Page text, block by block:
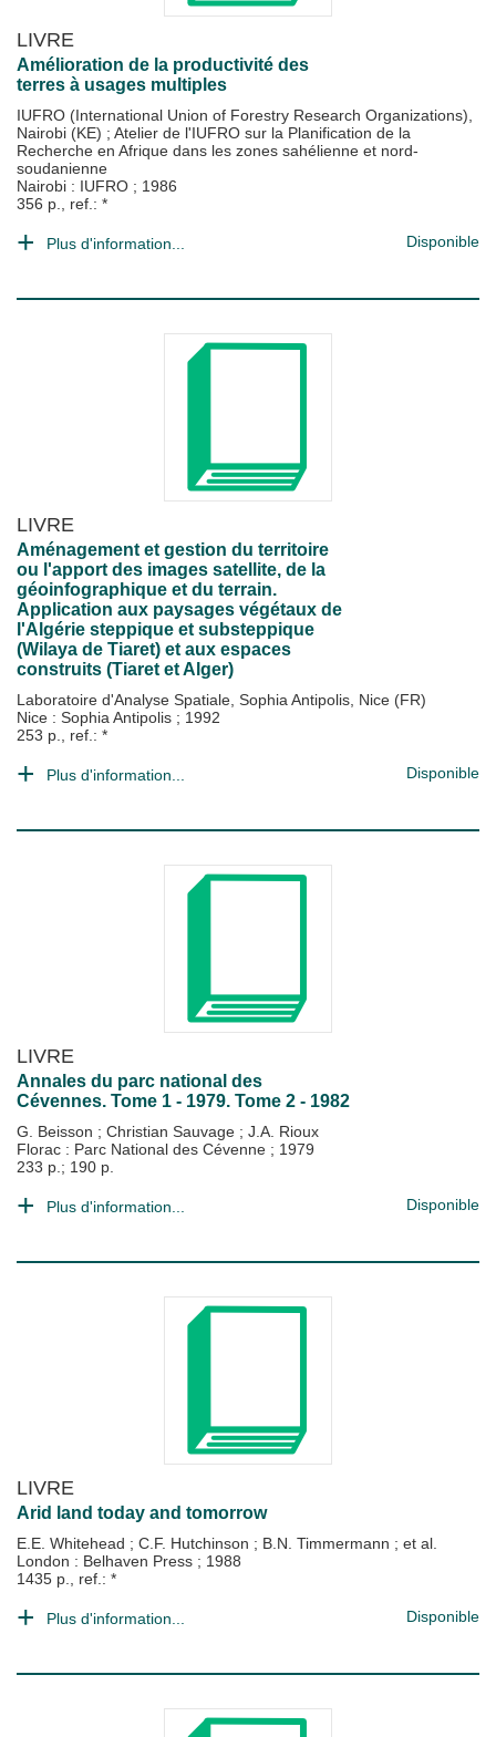
LIVRE
Amélioration de la productivité des
terres à usages multiples
IUFRO (International Union of Forestry Research Organizations),
Nairobi (KE) ; Atelier de l'IUFRO sur la Planification de la
Recherche en Afrique dans les zones sahélienne et nord-
soudanienne
Nairobi : IUFRO ; 1986
356 p., ref.: *
Plus d'information... Disponible
LIVRE
Aménagement et gestion du territoire
ou l'apport des images satellite, de la
géoinfographique et du terrain.
Application aux paysages végétaux de
l'Algérie steppique et substeppique
(Wilaya de Tiaret) et aux espaces
construits (Tiaret et Alger)
Laboratoire d'Analyse Spatiale, Sophia Antipolis, Nice (FR)
Nice : Sophia Antipolis ; 1992
253 p., ref.: *
Plus d'information... Disponible
LIVRE
Annales du parc national des
Cévennes. Tome 1 - 1979. Tome 2 - 1982
G. Beisson ; Christian Sauvage ; J.A. Rioux
Florac : Parc National des Cévenne ; 1979
233 p.; 190 p.
Plus d'information... Disponible
LIVRE
Arid land today and tomorrow
E.E. Whitehead ; C.F. Hutchinson ; B.N. Timmermann ; et al.
London : Belhaven Press ; 1988
1435 p., ref.: *
Plus d'information... Disponible